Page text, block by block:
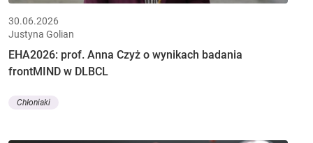
30.06.2026
Justyna Golian
EHA2026: prof. Anna Czyż o wynikach badania
frontMIND w DLBCL
Chłoniaki